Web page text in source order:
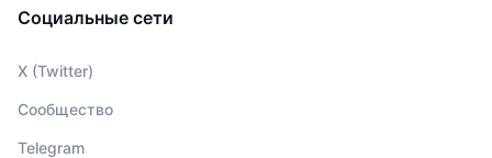
Социальные сети
X (Twitter)
Сообщество
Telegram